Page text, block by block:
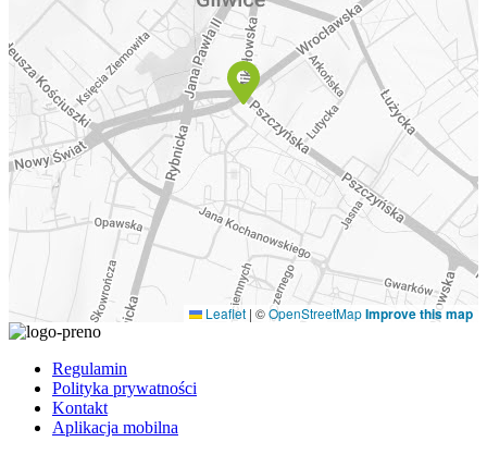
Leaflet | ©OpenStreetMapImprove this map
Regulamin
Polityka prywatności
Kontakt
Aplikacja mobilna